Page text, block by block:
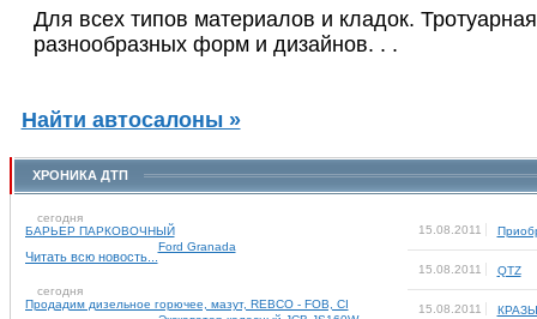
Для всех типов материалов и кладок.
разнообразных форм и дизайнов. . .
Найти автосалоны »
ХРОНИКА ДТП
сегодня
БАРЬЕР ПАРКОВОЧНЫЙ
Ford Granada
Читать всю новость...
сегодня
Продадим дизельное горючее, мазут, REBCO - FOB, CI
15.08.2011
15.08.2011 QTZ
15.08.2011